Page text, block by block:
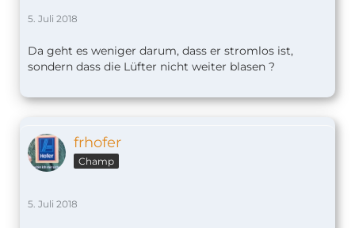
5. Juli 2018
Da geht es weniger darum, dass er stromlos ist,
sondern dass die Lüfter nicht weiter blasen ?
frhofer
Champ
5. Juli 2018